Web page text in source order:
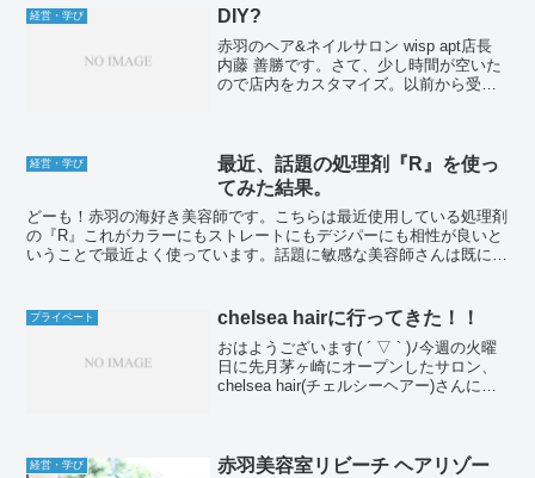
野球でも一緒の千葉みなと THE DAYの
経営・学び DIY?
赤羽のヘア&ネイルサロン wisp apt店長
内藤 善勝です。さて、少し時間が空いた
ので店内をカスタマイズ。以前から受付
ってbox...
経営・学び
最近、話題の処理剤『R』を使っ
てみた結果。
どーも！赤羽の海好き美容師です。こちらは最近使用している処理剤
の『R』これがカラーにもストレートにもデジパーにも相性が良いと
いうことで最近よく使っています。話題に敏感な美容師さんは既に使
プライベート chelsea hairに行ってきた！！
おはようございます( ´ ▽ ` )ﾉ今週の火曜
日に先月茅ヶ崎にオープンしたサロン、
chelsea hair(チェルシーヘアー)さんに自
経営・学び
赤羽美容室リビーチ ヘアリゾー